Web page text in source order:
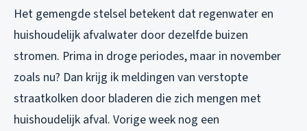
Het gemengde stelsel betekent dat regenwater en
huishoudelijk afvalwater door dezelfde buizen
stromen. Prima in droge periodes, maar in november
zoals nu? Dan krijg ik meldingen van verstopte
straatkolken door bladeren die zich mengen met
huishoudelijk afval. Vorige week nog een